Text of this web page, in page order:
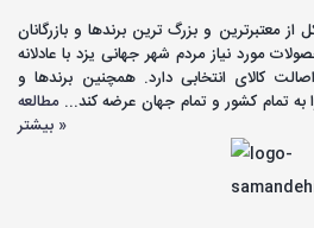
از معتبرترین و بزرگ ترین برندها و بازرگانان
مورد نیاز مردم شهر جهانی یزد با عادلانه
کالای انتخابی دارد. همچنین برندها و
به تمام کشور و تمام جهان عرضه کند...مطالعه
بیشتر »